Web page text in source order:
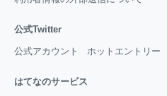
公式Twitter
公式アカウント ホットエントリー
はてなのサービス